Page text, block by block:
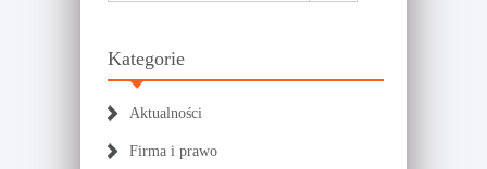
Kategorie
Aktualności
Firma i prawo